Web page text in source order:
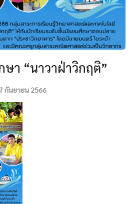
ษา “นาวาฝ่าวิกฤติ”
7 กันยายน 2566